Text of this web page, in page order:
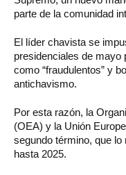
parte de la comunidad
El líder chavista se
presidenciales de mayo
como “fraudulentos” y
antichavismo.
Por esta razón, la
(OEA) y la Unión
segundo término, que
hasta 2025.